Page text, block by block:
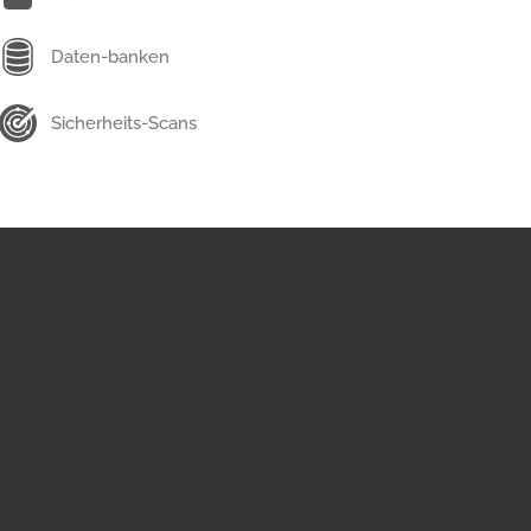
Daten-banken
Sicherheits-Scans